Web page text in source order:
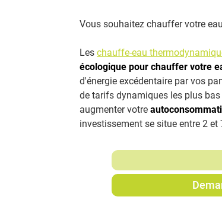
Vous souhaitez chauffer votre
Leschauffe-eau
écologique pour chauffer votre
d'énergie excédentaire par vos
de tarifs dynamiques les plus
augmenter votre
investissement se situe entre 2 et